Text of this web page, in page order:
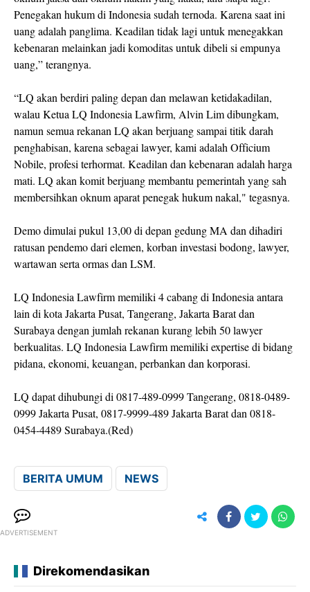
Penegakan hukum di Indonesia sudah ternoda. Karena saat ini
uang adalah panglima. Keadilan tidak lagi untuk menegakkan
kebenaran melainkan jadi komoditas untuk dibeli si empunya
uang,” terangnya.
“LQ akan berdiri paling depan dan melawan ketidakadilan,
walau Ketua LQ Indonesia Lawfirm, Alvin Lim dibungkam,
namun semua rekanan LQ akan berjuang sampai titik darah
penghabisan, karena sebagai lawyer, kami adalah Officium
Nobile, profesi terhormat. Keadilan dan kebenaran adalah harga
mati. LQ akan komit berjuang membantu pemerintah yang sah
membersihkan oknum aparat penegak hukum nakal," tegasnya.
Demo dimulai pukul 13,00 di depan gedung MA dan dihadiri
ratusan pendemo dari elemen, korban investasi bodong, lawyer,
wartawan serta ormas dan LSM.
LQ Indonesia Lawfirm memiliki 4 cabang di Indonesia antara
lain di kota Jakarta Pusat, Tangerang, Jakarta Barat dan
Surabaya dengan jumlah rekanan kurang lebih 50 lawyer
berkualitas. LQ Indonesia Lawfirm memiliki expertise di bidang
pidana, ekonomi, keuangan, perbankan dan korporasi.
LQ dapat dihubungi di 0817-489-0999 Tangerang, 0818-0489-
0999 Jakarta Pusat, 0817-9999-489 Jakarta Barat dan 0818-
0454-4489 Surabaya.(Red)
BERITA UMUM NEWS
ADVERTISEMENT
Direkomendasikan